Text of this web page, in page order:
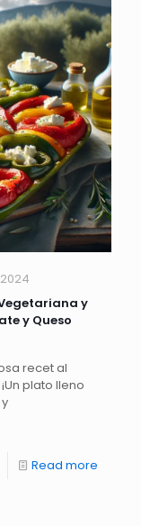
y
y Queso
recet al
plato lleno
Read more